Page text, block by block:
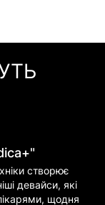
створює
девайси, які
щодня